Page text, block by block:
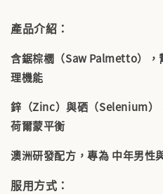
產品介紹：
含鋸棕櫚（Saw Palmetto），
理機能
鋅（Zinc）與硒（Selenium）
荷爾蒙平衡
澳洲研發配方，專為 中年男性
服用方式：